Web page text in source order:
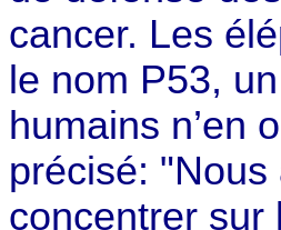
cancer. Les
le nom P53,
humains n’en
précisé:
concentrer sur